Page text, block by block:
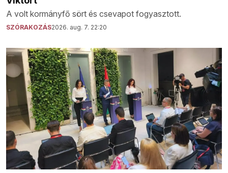
A volt kormányfő sört és csevapot fogyasztott.
SZÓRAKOZÁS2026. aug. 7. 22:20